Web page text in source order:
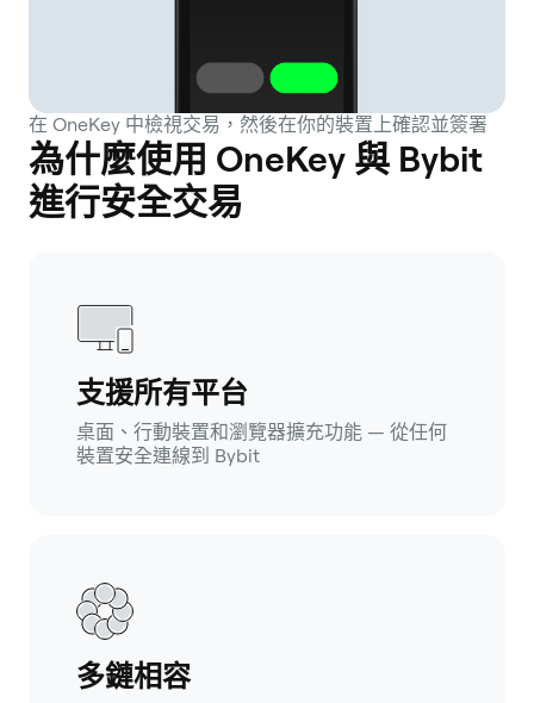
在 OneKey 中檢視交易，然後在你的裝置上確認並簽署
為什麼使用 OneKey 與 Bybit
進行安全交易
支援所有平台
桌面、行動裝置和瀏覽器擴充功能 — 從任何
裝置安全連線到 Bybit
多鏈相容